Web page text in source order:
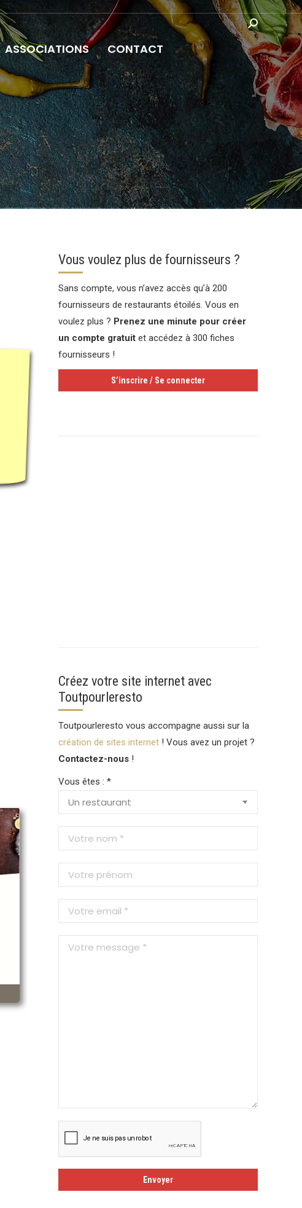
ASSOCIATIONS CONTACT
Recherche
:
Vous voulez plus de fournisseurs ?
Sans compte, vous n’avez accès qu’à 200
fournisseurs de restaurants étoilés. Vous en
voulez plus ? Prenez une minute pour créer
un compte gratuit et accédez à 300 fiches
fournisseurs !
S’inscrire / Se connecter
Créez votre site internet avec
Toutpourleresto
Toutpourleresto vous accompagne aussi sur la
création de sites internet ! Vous avez un projet ?
Contactez-nous !
Vous êtes : *